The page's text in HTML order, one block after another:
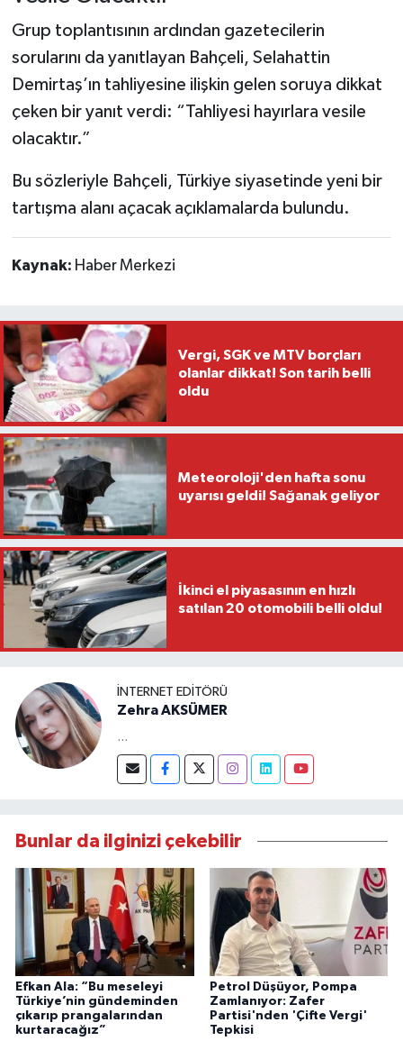
Grup toplantısının ardından gazetecilerin
sorularını da yanıtlayan Bahçeli, Selahattin
Demirtaş’ın tahliyesine ilişkin gelen soruya dikkat
çeken bir yanıt verdi: “Tahliyesi hayırlara vesile
olacaktır.”
Bu sözleriyle Bahçeli, Türkiye siyasetinde yeni bir
tartışma alanı açacak açıklamalarda bulundu.
Kaynak: Haber Merkezi
Vergi, SGK ve MTV borçları
olanlar dikkat! Son tarih belli
oldu
Meteoroloji'den hafta sonu
uyarısı geldi! Sağanak geliyor
İkinci el piyasasının en hızlı
satılan 20 otomobili belli oldu!
İNTERNET EDITÖRÜ
Zehra AKSÜMER
...
Bunlar da ilginizi çekebilir
Efkan Ala: “Bu meseleyi
Türkiye’nin gündeminden
çıkarıp prangalarından
kurtaracağız”
Petrol Düşüyor, Pompa
Zamlanıyor: Zafer
Partisi'nden 'Çifte Vergi'
Tepkisi